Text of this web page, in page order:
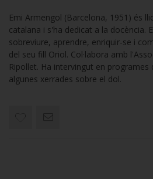
Emi Armengol (Barcelona, 1951) és
catalana i s'ha dedicat a la docència.
sobreviure, aprendre, enriquir-se i
del seu fill Oriol. Col·labora amb
Ripollet. Ha intervingut en
algunes xerrades sobre el dol.